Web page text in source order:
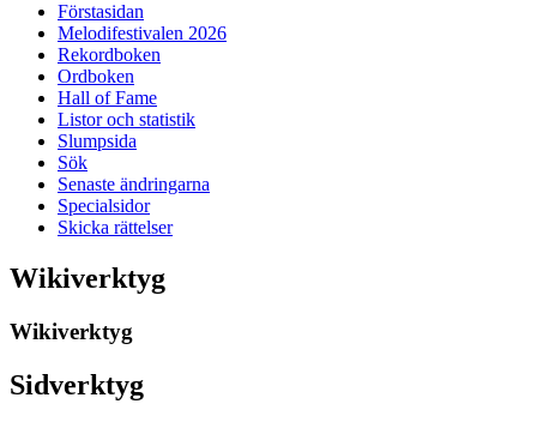
Förstasidan
Melodifestivalen 2026
Rekordboken
Ordboken
Hall of Fame
Listor och statistik
Slumpsida
Sök
Senaste ändringarna
Specialsidor
Skicka rättelser
Wikiverktyg
Wikiverktyg
Sidverktyg